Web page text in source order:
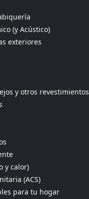
(y Acústico)
exteriores
y otros revestimientos
y calor)
(ACS)
para tu hogar